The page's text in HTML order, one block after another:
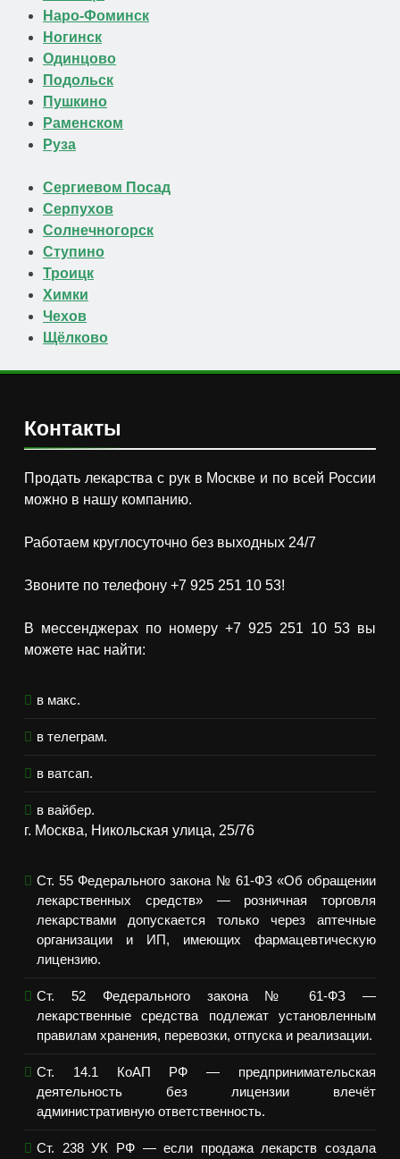
Наро-Фоминск
Ногинск
Одинцово
Подольск
Пушкино
Раменском
Руза
Сергиевом Посад
Серпухов
Солнечногорск
Ступино
Троицк
Химки
Чехов
Щёлково
Контакты
Продать лекарства с рук в Москве и по всей России
можно в нашу компанию.
Работаем круглосуточно без выходных 24/7
Звоните по телефону +7 925 251 10 53!
В мессенджерах по номеру +7 925 251 10 53 вы
можете нас найти:
в макс.
в телеграм.
в ватсап.
в вайбер.
г. Москва, Никольская улица, 25/76
Ст. 55 Федерального закона № 61-ФЗ «Об обращении
лекарственных средств» — розничная торговля
лекарствами допускается только через аптечные
организации и ИП, имеющих фармацевтическую
лицензию.
Ст. 52 Федерального закона № 61-ФЗ —
лекарственные средства подлежат установленным
правилам хранения, перевозки, отпуска и реализации.
Ст. 14.1 КоАП РФ — предпринимательская
деятельность без лицензии влечёт
административную ответственность.
Ст. 238 УК РФ — если продажа лекарств создала